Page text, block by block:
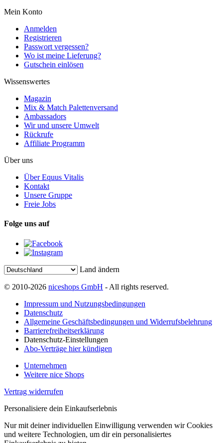
Mein Konto
Anmelden
Registrieren
Passwort vergessen?
Wo ist meine Lieferung?
Gutschein einlösen
Wissenswertes
Magazin
Mix & Match Palettenversand
Ambassadors
Wir und unsere Umwelt
Rückrufe
Affiliate Programm
Über uns
Über Equus Vitalis
Kontakt
Unsere Gruppe
Freie Jobs
Folge uns auf
Land ändern
© 2010-2026 niceshops GmbH - All rights reserved.
Impressum und Nutzungsbedingungen
Datenschutz
Allgemeine Geschäftsbedingungen und Widerrufsbelehrung
Barrierefreiheitserklärung
Datenschutz-Einstellungen
Abo-Verträge hier kündigen
Unternehmen
Weitere nice Shops
Vertrag widerrufen
Personalisiere dein Einkaufserlebnis
Nur mit deiner individuellen Einwilligung verwenden wir Cookies
und weitere Technologien, um dir ein personalisiertes